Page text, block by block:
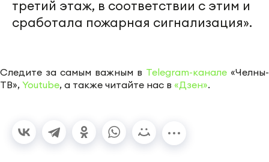
третий этаж, в соответствии с этим и
сработала пожарная сигнализация».
Следите за самым важным в Telegram-канале «Челны-
ТВ», Youtube, а также читайте нас в «Дзен».